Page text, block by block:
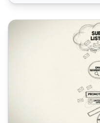
Email Marketing para